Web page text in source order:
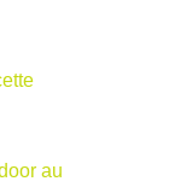
au